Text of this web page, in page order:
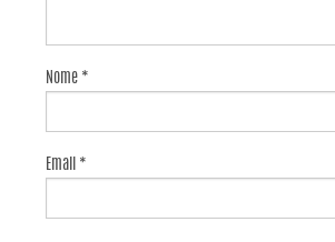
Nome *
Email *